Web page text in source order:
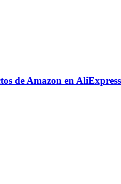
de Amazon en AliExpress